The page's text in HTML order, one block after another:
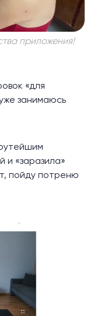
приложения!
«для
занимаюсь
и «заразила»
пойду потреню